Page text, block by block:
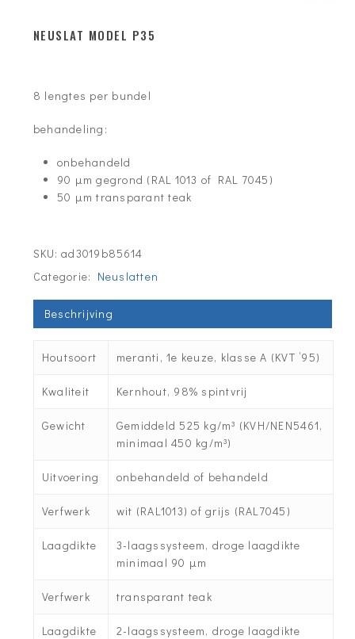
NEUSLAT MODEL P35
8 lengtes per bundel
behandeling:
onbehandeld
90 µm gegrond (RAL 1013 of RAL 7045)
50 µm transparant teak
SKU:ad3019b85614
Categorie: Neuslatten
Beschrijving
Houtsoort meranti, 1e keuze, klasse A (KVT ’95)
Kwaliteit Kernhout, 98% spintvrij
Gewicht
Gemiddeld 525 kg/m³ (KVH/NEN5461,
minimaal 450 kg/m³)
Uitvoering onbehandeld of behandeld
Verfwerk wit (RAL1013) of grijs (RAL7045)
Laagdikte
3-laagssysteem, droge laagdikte
minimaal 90 µm
Verfwerk transparant teak
Laagdikte
2-laagssysteem, droge laagdikte